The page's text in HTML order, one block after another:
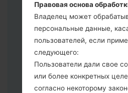
выберите
сохранения Ваших
Теперь
войдите в
методы как это сделать:
Нажмите и
питание, громкости и
Правовая основа
Владелец может
персональные данные,
пользователей, если
следующего:
Пользователи дали свое
или более конкретных
согласно некоторому